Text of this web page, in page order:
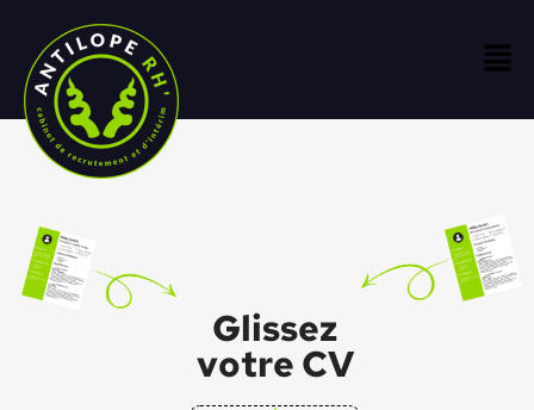
Glissez
votre CV